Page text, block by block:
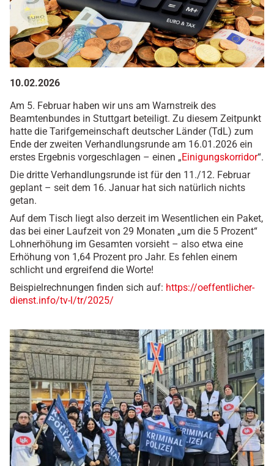
10.02.2026
Am 5. Februar haben wir uns am Warnstreik des
Beamtenbundes in Stuttgart beteiligt. Zu diesem Zeitpunkt
hatte die Tarifgemeinschaft deutscher Länder (TdL) zum
Ende der zweiten Verhandlungsrunde am 16.01.2026 ein
erstes Ergebnis vorgeschlagen – einen „Einigungskorridor“.
Die dritte Verhandlungsrunde ist für den 11./12. Februar
geplant – seit dem 16. Januar hat sich natürlich nichts
getan.
Auf dem Tisch liegt also derzeit im Wesentlichen ein Paket,
das bei einer Laufzeit von 29 Monaten „um die 5 Prozent“
Lohnerhöhung im Gesamten vorsieht – also etwa eine
Erhöhung von 1,64 Prozent pro Jahr. Es fehlen einem
schlicht und ergreifend die Worte!
Beispielrechnungen finden sich auf: https://oeffentlicher-
dienst.info/tv-l/tr/2025/